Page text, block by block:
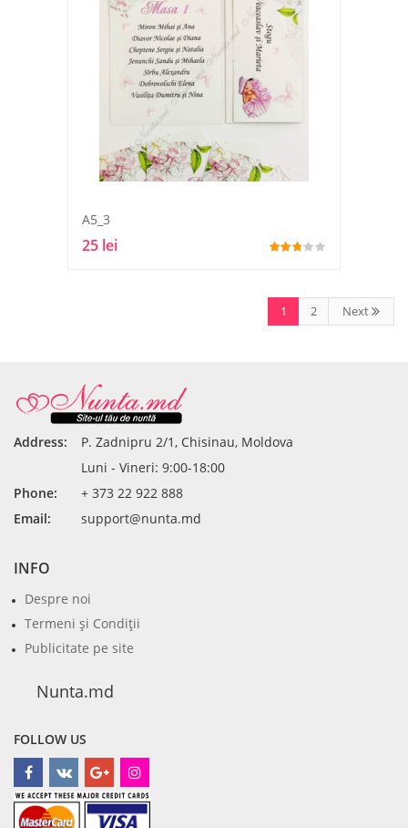
A5_3
25 lei
1 2 Next
Address:
P. Zadnipru 2/1, Chisinau, Moldova
Luni - Vineri: 9:00-18:00
Phone:
+ 373 22 922 888
Email:
support@nunta.md
INFO
Despre noi
Termeni şi Condiţii
Publicitate pe site
Nunta.md
FOLLOW US